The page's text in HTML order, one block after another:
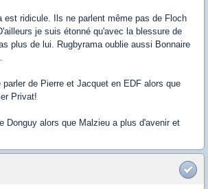
est ridicule. Ils ne parlent même pas de Floch
je suis étonné qu'avec la blessure de
plus de lui. Rugbyrama oublie aussi Bonnaire
de Pierre et Jacquet en EDF alors que
Privat!
Donguy alors que Malzieu a plus d'avenir et